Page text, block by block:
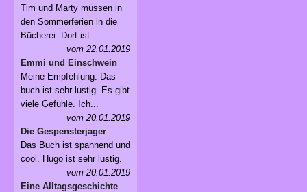
Tim und Marty müssen in
den Sommerferien in die
Bücherei. Dort ist...
vom 22.01.2019
Emmi und Einschwein
Meine Empfehlung: Das
buch ist sehr lustig. Es gibt
viele Gefühle. Ich...
vom 20.01.2019
Die Gespensterjager
Das Buch ist spannend und
cool. Hugo ist sehr lustig.
vom 20.01.2019
Eine Alltagsgeschichte